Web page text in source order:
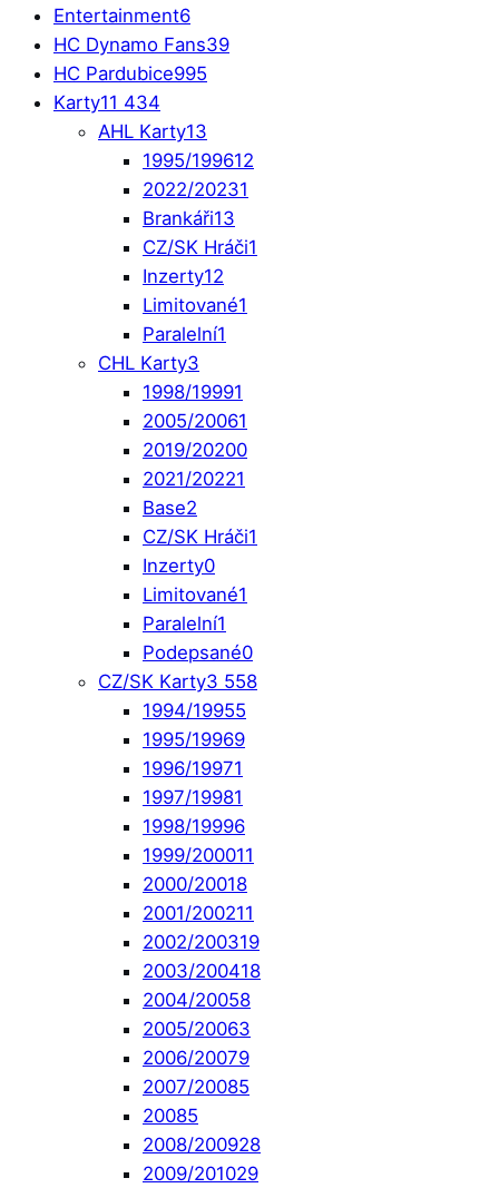
Entertainment6
HC Dynamo Fans39
HC Pardubice995
Karty11 434
AHL Karty13
1995/199612
2022/20231
Brankáři13
CZ/SK Hráči1
Inzerty12
Limitované1
Paralelní1
CHL Karty3
1998/19991
2005/20061
2019/20200
2021/20221
Base2
CZ/SK Hráči1
Inzerty0
Limitované1
Paralelní1
Podepsané0
CZ/SK Karty3 558
1994/19955
1995/19969
1996/19971
1997/19981
1998/19996
1999/200011
2000/20018
2001/200211
2002/200319
2003/200418
2004/20058
2005/20063
2006/20079
2007/20085
20085
2008/200928
2009/201029